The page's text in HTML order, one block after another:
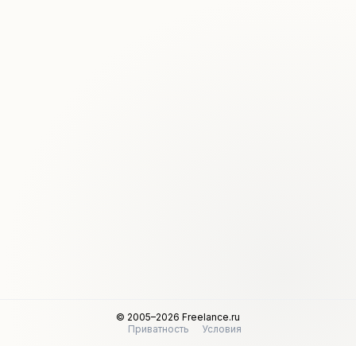
© 2005–2026 Freelance.ru
Приватность
Условия